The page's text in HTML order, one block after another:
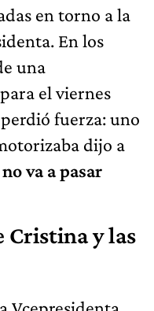
en torno a la
En los
una
el viernes
fuerza: uno
dijo a
va a pasar
Cristina y las